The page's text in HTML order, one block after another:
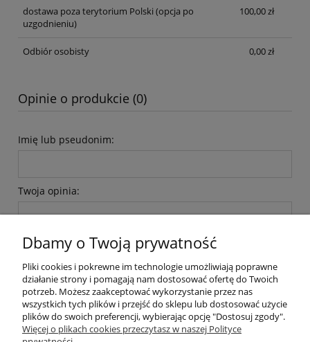
dostawa poza terytorium Polski (opcja po
uzgodnieniu)
100,00 zł
Odbiór osobisty 0,00 zł
Opinie o produkcie (0)
Imię lub pseudonim:
Twoja opinia:
Dbamy o Twoją prywatność
Pliki cookies i pokrewne im technologie umożliwiają poprawne
działanie strony i pomagają nam dostosować ofertę do Twoich
potrzeb. Możesz zaakceptować wykorzystanie przez nas
wszystkich tych plików i przejść do sklepu lub dostosować użycie
plików do swoich preferencji, wybierając opcję "Dostosuj zgody".
Więcej o plikach cookies przeczytasz w naszej Polityce